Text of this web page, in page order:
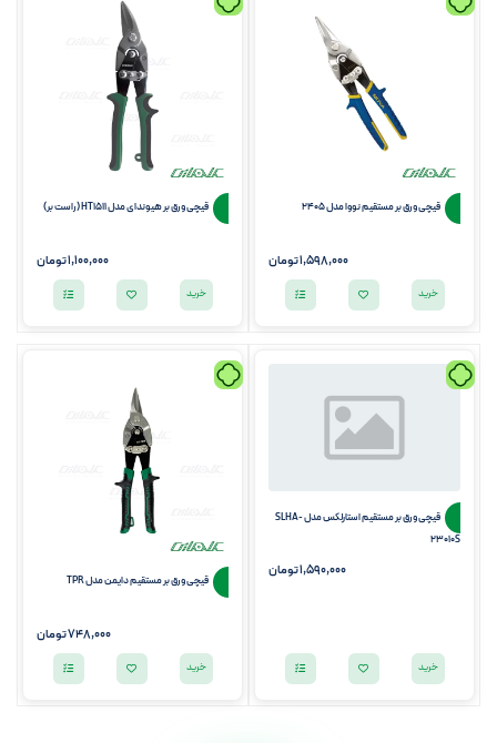
قیچی ورق بر مستقیم نووا مدل 2405
1,598,000تومان
خرید
قیچی ورق بر هیوندای مدل HT1511 (راست بر)
1,100,000تومان
خرید
قیچی ورق بر مستقیم استارلکس مدل SLHA-
23010S
1,590,000تومان
خرید
قيچی ورق بر مستقيم دایمن مدل TPR
748,000تومان
خرید